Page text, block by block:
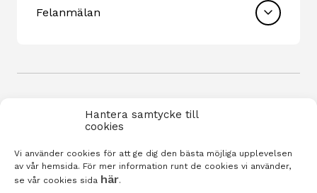
Hantera samtycke till
cookies
Vi använder cookies för att ge dig den bästa möjliga upplevelsen
av vår hemsida. För mer information runt de cookies vi använder,
se vår cookies sida här.
Felanmälan
Integritetspolicy